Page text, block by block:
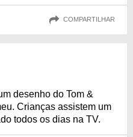
COMPARTILHAR
desenho do Tom &
Crianças assistem um
todos os dias na TV.